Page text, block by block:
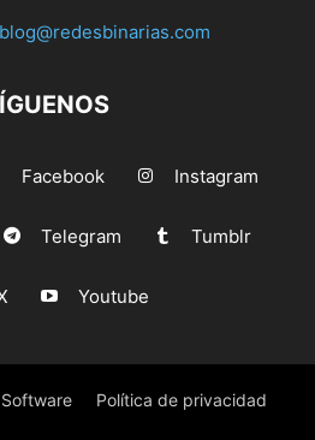
blog@redesbinarias.com
Facebook Instagram
Telegram Tumblr
Youtube
Software Política de privacidad